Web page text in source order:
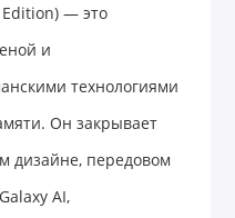
Edition) — это
и
технологиями
Он закрывает
дизайне, передовом
AI,